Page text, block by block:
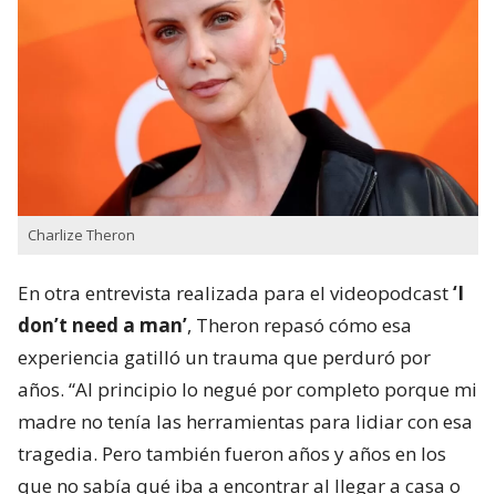
Charlize Theron
En otra entrevista realizada para el videopodcast‘I
don’t need a man’, Theron repasó cómo esa
experiencia gatilló un trauma que perduró por
años. “Al principio lo negué por completo porque mi
madre no tenía las herramientas para lidiar con esa
tragedia. Pero también fueron años y años en los
que no sabía qué iba a encontrar al llegar a casa o